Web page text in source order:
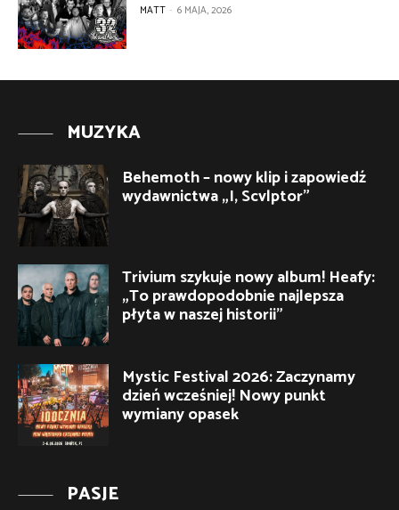
MATT - 6 MAJA, 2026
MUZYKA
Behemoth – nowy klip i zapowiedź
wydawnictwa „I, Scvlptor”
Trivium szykuje nowy album! Heafy:
„To prawdopodobnie najlepsza
płyta w naszej historii”
Mystic Festival 2026: Zaczynamy
dzień wcześniej! Nowy punkt
wymiany opasek
PASJE